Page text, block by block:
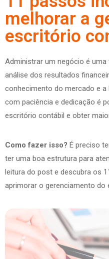
melhorar a
escritório
Administrar um negócio é
análise dos resultados
conhecimento do mercado e
com paciência e dedicação é
escritório contábil e obter
Como fazer isso? É preciso
ter uma boa estrutura para
leitura do post e descubra os
aprimorar o gerenciamento do